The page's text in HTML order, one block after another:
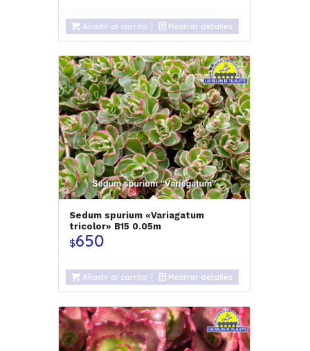
Añadir al carrito Mostrar detalles
Sedum spurium «Variagatum
tricolor» B15 0.05m
$650
Añadir al carrito Mostrar detalles